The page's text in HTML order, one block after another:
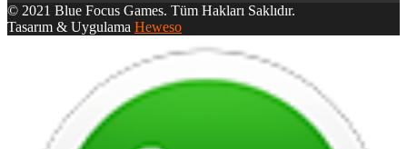
© 2021 Blue Focus Games. Tüm Hakları Saklıdır.
Tasarım & Uygulama Heweso